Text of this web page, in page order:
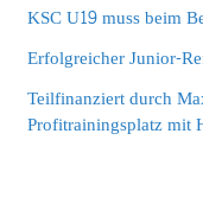
KSC U19 muss beim
Erfolgreicher Junior-
Teilfinanziert durch
Profitrainingsplatz mit